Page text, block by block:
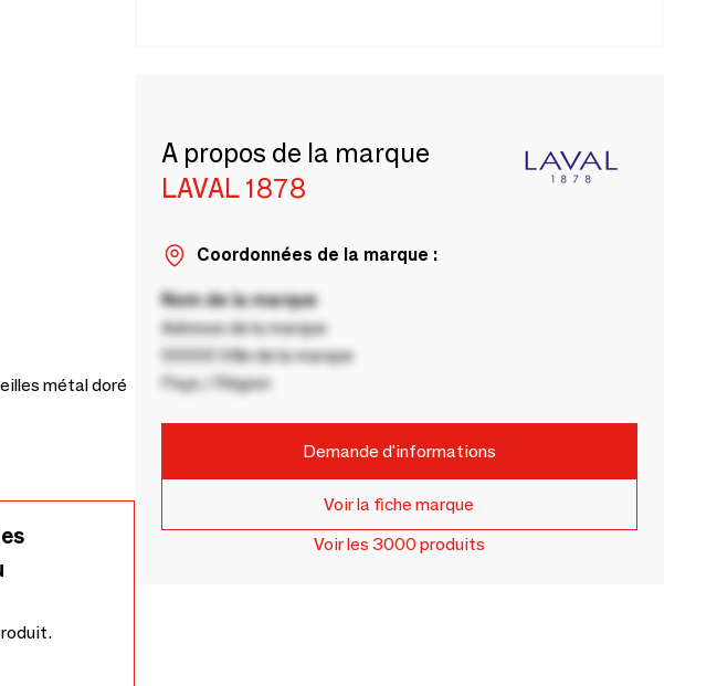
métal doré
A propos de la marque
LAVAL 1878
Coordonnées de la marque :
Nom de la marque
Adresse de la marque
00000 Ville de la marque
Pays / Région
Demande d'informations
Voir la fiche marque
Voir les 3000 produits